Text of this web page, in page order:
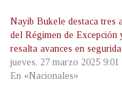
Nayib Bukele destaca tres
del Régimen de Excepción
resalta avances en
jueves, 27 marzo 2025 9:01
En «Nacionales»